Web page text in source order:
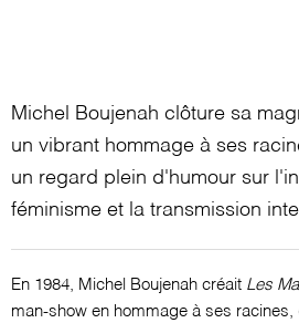
Michel Boujenah clôture sa
un vibrant hommage à ses
un regard plein d'humour sur
féminisme et la transmission
En 1984, Michel Boujenah créait Les
man-show en hommage à ses racines,